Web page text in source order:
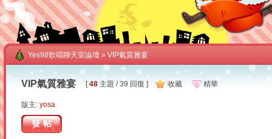
Yes98歌唱聊天室論壇 » VIP氣質雅宴
VIP氣質雅宴 [48 主題 / 39 回復 ] 收藏 精華
版主: yosa
發帖